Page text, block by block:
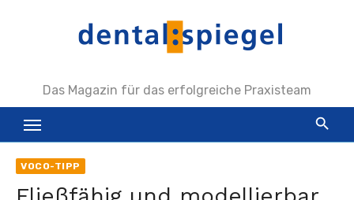
Das Magazin für das erfolgreiche Praxisteam
VOCO-TIPP